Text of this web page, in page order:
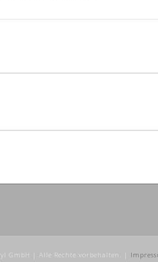
GmbH | Alle Rechte vorbehalten. |